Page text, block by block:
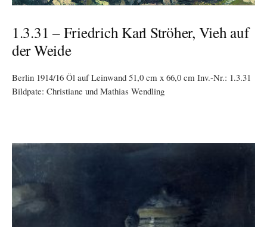
1.3.31 – Friedrich Karl Ströher, Vieh auf
der Weide
Berlin 1914/16 Öl auf Leinwand 51,0 cm x 66,0 cm Inv.-Nr.: 1.3.31
Bildpate: Christiane und Mathias Wendling